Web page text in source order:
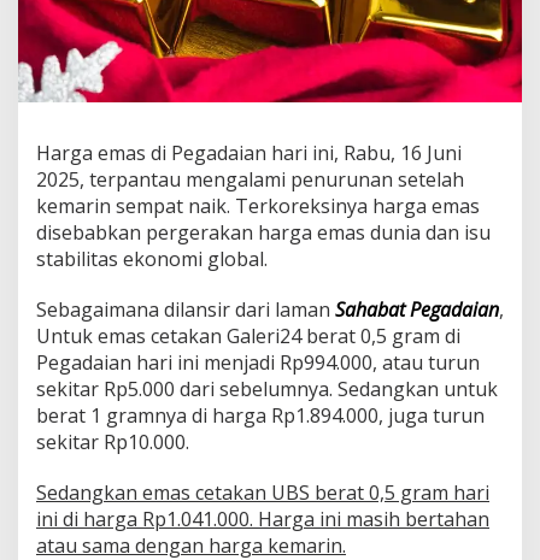
Harga emas di Pegadaian hari ini, Rabu, 16 Juni
2025, terpantau mengalami penurunan setelah
kemarin sempat naik. Terkoreksinya harga emas
disebabkan pergerakan harga emas dunia dan isu
stabilitas ekonomi global.
Sebagaimana dilansir dari laman Sahabat Pegadaian,
Untuk emas cetakan Galeri24 berat 0,5 gram di
Pegadaian hari ini menjadi Rp994.000, atau turun
sekitar Rp5.000 dari sebelumnya. Sedangkan untuk
berat 1 gramnya di harga Rp1.894.000, juga turun
sekitar Rp10.000.
Sedangkan emas cetakan UBS berat 0,5 gram hari
ini di harga Rp1.041.000. Harga ini masih bertahan
atau sama dengan harga kemarin.